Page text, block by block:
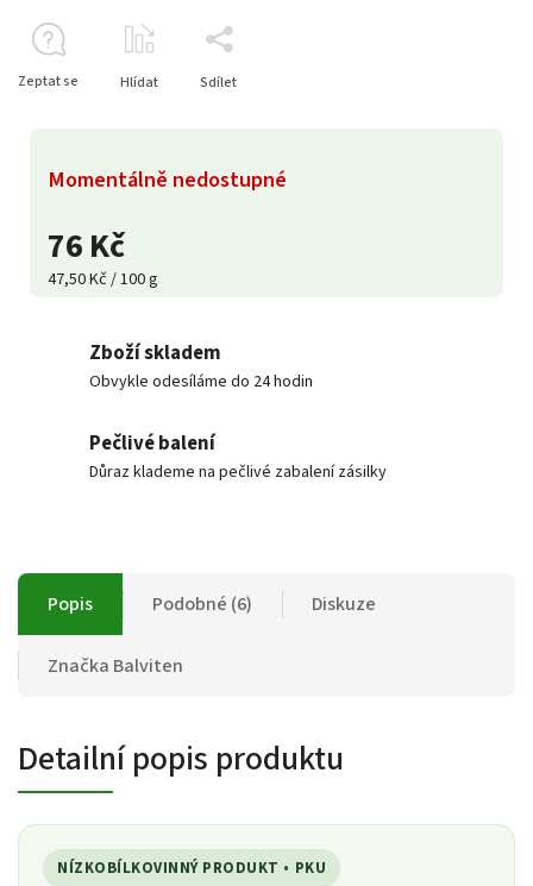
76 Kč
47,50 Kč / 100 g
Momentálně nedostupné
Zeptat se Hlídat Sdílet
Zboží skladem
Obvykle odesíláme do 24 hodin
Pečlivé balení
Důraz klademe na pečlivé zabalení zásilky
Popis Podobné (6) Diskuze
Značka Balviten
Detailní popis produktu
NÍZKOBÍLKOVINNÝ PRODUKT • PKU